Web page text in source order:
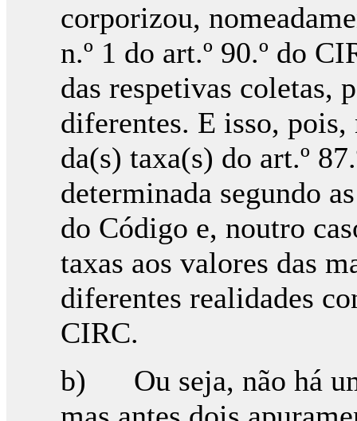
corporizou,
n.º 1 do art.º 90.º do
das respetivas coletas,
diferentes. E isso, pois,
da(s) taxa(s) do art.º
determinada segundo
do Código e, noutro
taxas aos valores das
diferentes realidades
CIRC.
b) Ou seja, não há